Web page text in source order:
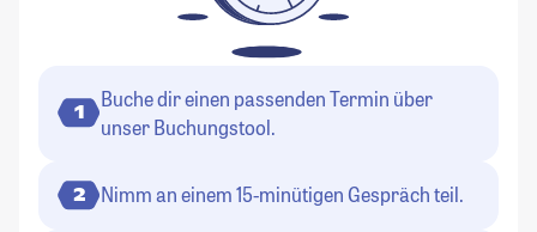
1
Buche dir einen passenden Termin über
unser Buchungstool.
2 Nimm an einem 15-minütigen Gespräch teil.